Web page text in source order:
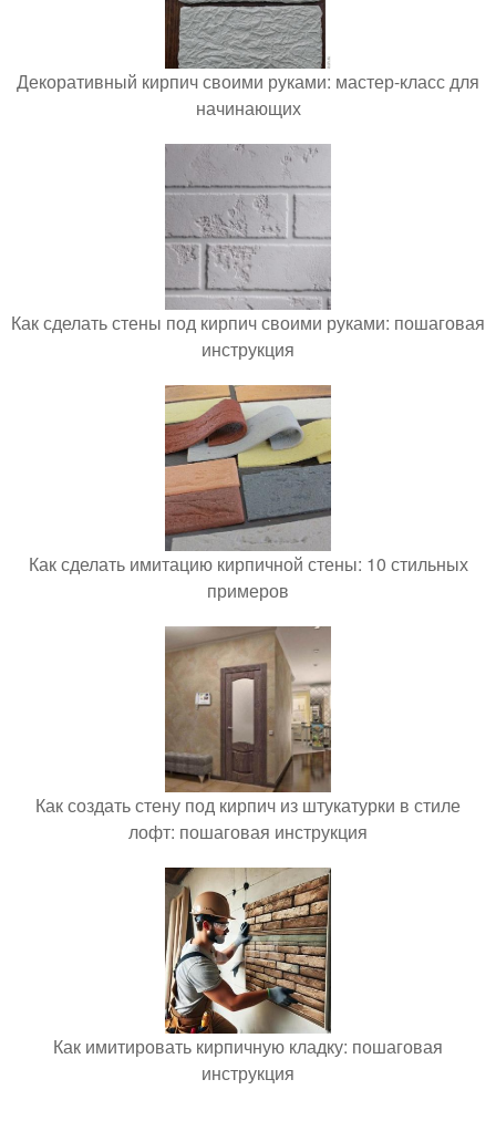
Декоративный кирпич своими руками: мастер-класс для
начинающих
Как сделать стены под кирпич своими руками: пошаговая
инструкция
Как сделать имитацию кирпичной стены: 10 стильных
примеров
Как создать стену под кирпич из штукатурки в стиле
лофт: пошаговая инструкция
Как имитировать кирпичную кладку: пошаговая
инструкция